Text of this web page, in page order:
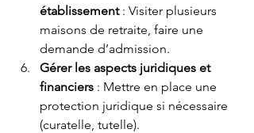
établissement : Visiter plusieurs
maisons de retraite, faire une
demande d’admission.
Gérer les aspects juridiques et
financiers : Mettre en place une
protection juridique si nécessaire
(curatelle, tutelle).